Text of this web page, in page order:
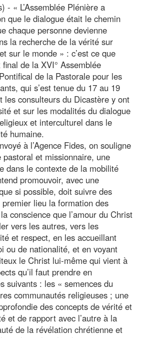
- « L’Assemblée Plénière a
que le dialogue était le chemin
chaque personne devienne
la recherche de la vérité sur
sur le monde » : c’est ce que
de la XVI° Assemblée
de la Pastorale pour les
qui s’est tenue du 17 au 19
les consulteurs du Dicastère y ont
et sur les modalités du dialogue
et interculturel dans le
humaine.
à l’Agence Fides, on souligne
et missionnaire, une
dans le contexte de la mobilité
promouvoir, avec une
si possible, doit suivre des
lieu la formation des
conscience que l’amour du Christ
vers les autres, vers les
et respect, en les accueillant
ou de nationalité, et en voyant
le Christ lui-même qui vient à
qu’il faut prendre en
suivants : les « semences du
communautés religieuses ; une
des concepts de vérité et
et de rapport avec l’autre à la
de la révélation chrétienne et